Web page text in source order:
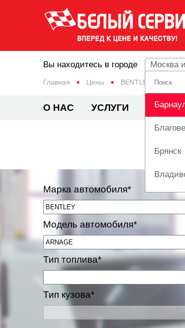
Главная Цены BENTLEY
Вы находитесь в городе Москва
Брянск
Вологда
О НАС УСЛУГИ ЦЕНЫ
Марка автомобиля*
Модель автомобиля*
Тип топлива*
Тип кузова*